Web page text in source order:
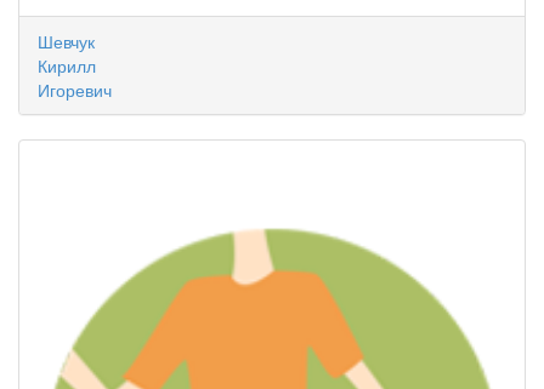
Шевчук
Кирилл
Игоревич